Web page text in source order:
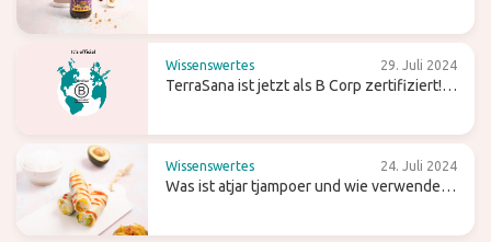
Wissenswertes 29. Juli 2024
TerraSana ist jetzt als B Corp zertifiziert!
Wissenswertes 24. Juli 2024
Was ist atjar tjampoer und wie verwendest